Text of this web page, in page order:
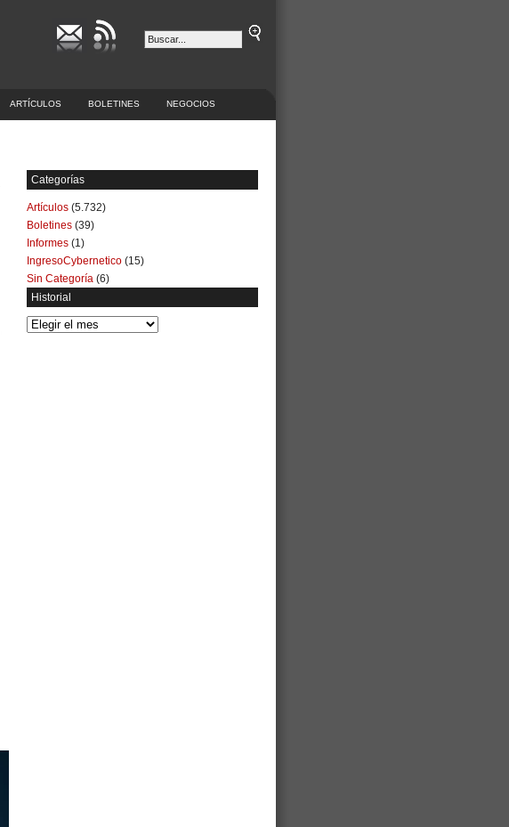
ARTÍCULOS BOLETINES NEGOCIOS
Categorías
Artículos (5.732)
Boletines (39)
Informes (1)
IngresoCybernetico (15)
Sin Categoría (6)
Historial
Historial